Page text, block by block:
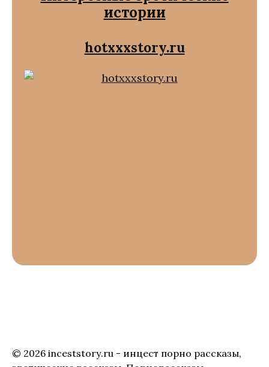
истории
hotxxxstory.ru
© 2026 inceststory.ru - инцест порно рассказы,